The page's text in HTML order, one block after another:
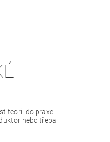
teorii do praxe.
nebo třeba